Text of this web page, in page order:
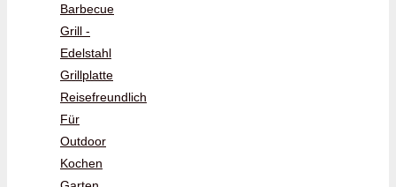
Barbecue
Grill -
Edelstahl
Grillplatte
Reisefreundlich
Für
Outdoor
Kochen